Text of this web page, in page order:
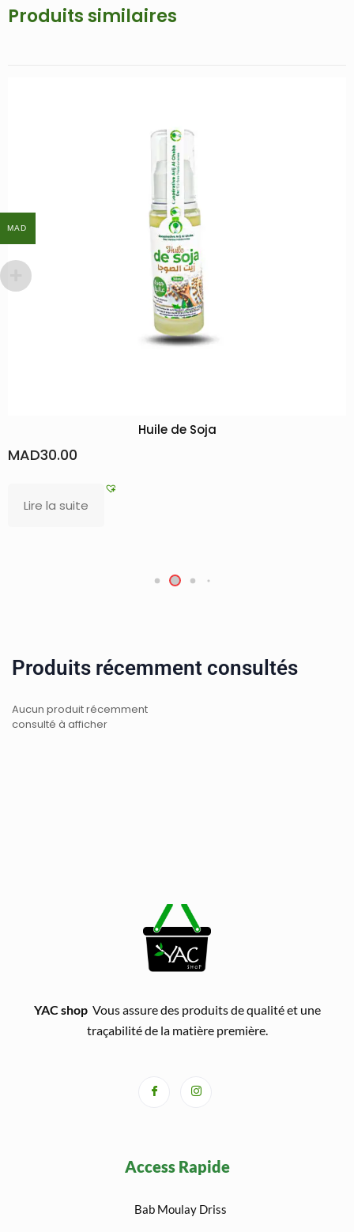
Produits similaires
Produits récemment consultés
Aucun produit récemment
consulté à afficher
YAC shopVous assure des produits de qualité et une
traçabilité de la matière première.
Access Rapide
Bab Moulay Driss
MAD
MAD